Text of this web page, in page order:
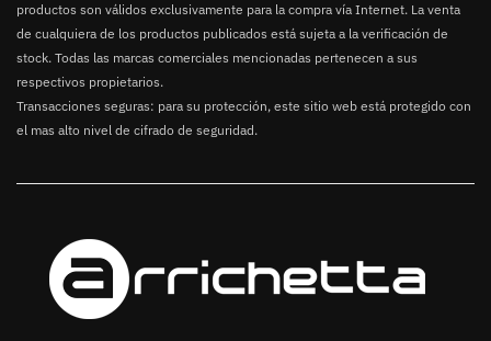
productos son válidos exclusivamente para la compra vía Internet. La venta
de cualquiera de los productos publicados está sujeta a la verificación de
stock. Todas las marcas comerciales mencionadas pertenecen a sus
respectivos propietarios.
Transacciones seguras: para su protección, este sitio web está protegido con
el mas alto nivel de cifrado de seguridad.